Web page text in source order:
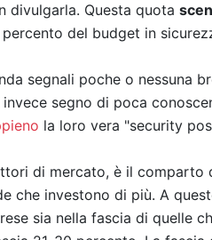
divulgarla. Questa quota
del budget in
segnali poche o nessuna
invece segno di poca
la loro vera "security
di mercato, è il comparto
che investono di più. A
sia nella fascia di quelle